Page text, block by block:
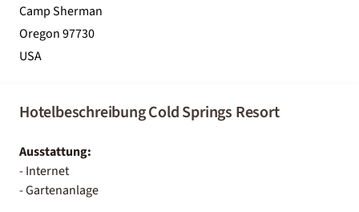
Camp Sherman
Oregon 97730
USA
Hotelbeschreibung Cold Springs Resort
Ausstattung:
- Internet
- Gartenanlage